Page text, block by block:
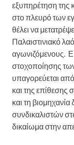
εξυπηρέτηση της
στο πλευρό των
θέλει να
Παλαιστινιακό
αγωνιζόμενους.
στοχοποίησης
υπαγορεύεται
και της επίθεσης
και τη
συνδικαλιστών
δικαίωμα στην